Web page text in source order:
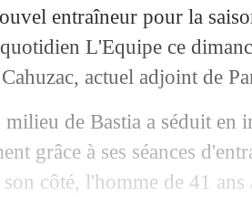
entraîneur pour la
L'Equipe ce
actuel adjoint de
de Bastia a séduit en
grâce à ses séances
côté, l'homme de 41